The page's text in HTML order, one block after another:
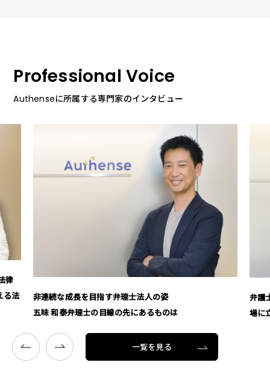
Professional Voice
Authenseに所属する専門家のインタビュー
律
る法
非連続な成長を目指す弁理士法人の姿
五味 和泰弁理士の目線の先にあるものは
弁護
場に
一覧を見る